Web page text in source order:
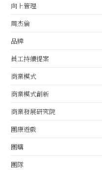
向上管理
周杰倫
品牌
員工持續提案
商業模式
商業模式創新
商業發展研究院
團康遊戲
團購
團隊